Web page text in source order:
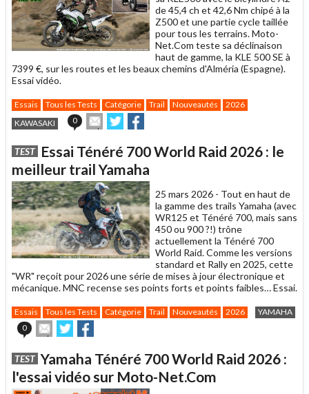
de 45,4 ch et 42,6 Nm chipé à la
Z500 et une partie cycle taillée
pour tous les terrains. Moto-
Net.Com teste sa déclinaison
haut de gamme, la KLE 500 SE à
7399 €, sur les routes et les beaux chemins d'Alméria (Espagne).
Essai vidéo.
Essais Tous les Tests Catégorie Trail Nouveautés
2026
KAWASAKI
0
Envoyer
cet
à
un
ami
Partager
sur sur
TEST Essai Ténéré 700 World Raid 2026 : le
meilleur trail Yamaha
25 mars 2026 - Tout en haut de
la gamme des trails Yamaha (avec
WR125 et Ténéré 700, mais sans
450 ou 900 ?!) trône
actuellement la Ténéré 700
World Raid. Comme les versions
standard et Rally en 2025, cette
"WR" reçoit pour 2026 une série de mises à jour électronique et
mécanique. MNC recense ses points forts et points faibles… Essai.
Essais Tous les Tests Catégorie Trail Nouveautés 2026
YAMAHA
0
Envoyer
cet
un
ami
Partager
sur sur
TEST Yamaha Ténéré 700 World Raid 2026 :
l'essai vidéo sur Moto-Net.Com